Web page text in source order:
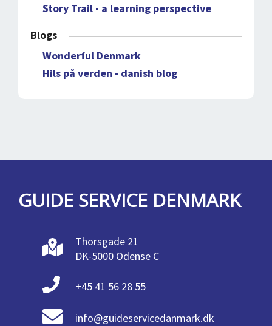
Story Trail - a learning perspective
Blogs
Wonderful Denmark
Hils på verden - danish blog
GUIDE SERVICE DENMARK
Thorsgade 21
DK-5000 Odense C
+45 41 56 28 55
info@guideservicedanmark.dk